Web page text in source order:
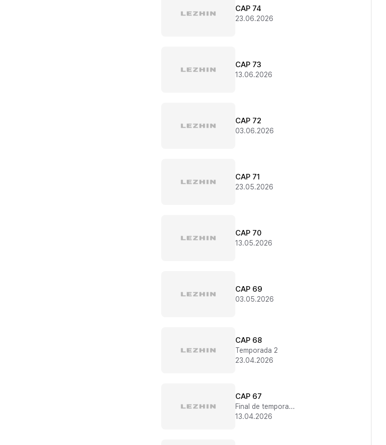
CAP 74
23.06.2026
CAP 73
13.06.2026
CAP 72
03.06.2026
CAP 71
23.05.2026
CAP 70
13.05.2026
CAP 69
03.05.2026
CAP 68
Temporada 2
23.04.2026
CAP 67
Final de temporada 1
13.04.2026